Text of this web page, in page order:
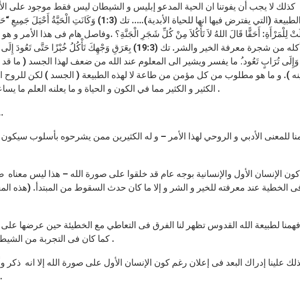
الطبيعة (التي يفترض فيها انها للحياة الأبدية)…..
لِلْمَرْأَةِ: أَحَقًّا قَالَ اللهُ لاَ تَأْكُلاَ مِنْ كُلِّ شَجَرِ الْجَنَّةِ؟ .وفاصل هام فى هذا الأمر و هو
أكله من شجرة معرفة الخير والشر. تك (19:3) بِعَرَقِ وَجْهِكَ
وَإِلَى تُرَابٍ تَعُود.ُ ما يفسر ويشير الى المعلوم عند الله من ضعف لهذا الجسد ( ما قد
). و ما هو مطلوب من كل مؤمن من طاعة لا لهذه الطبيعة ( الجسد ) لكن للروح
الكثير و الكثير مما في الكون و الحياة و ما يعلنه العلم ما يساعدنا أيضا فى فهم قصد و مخطط الله .
*2 –
للمعنى الأدبي و الروحي لهذا الأمر – و له الكثيرين ممن يشرحوه بأسلوب
كون الإنسان الأول والإنسانية بوجه عام قد خلقوا على صورة الله – هذا ليس
الخطية عند معرفته للخير و الشر و إلا ما كان حدث السقوط من المبتدأ. (هذه
فهمنا لطبيعة الله القدوس تظهر لنا الفرق فى التعاطي مع الخطيئة حين عرضها
كما كان فى التجربة من الشيطان للرب يسوع المسيح بعد معموديته .
علينا إدراك البعد فى إعلان رغم كون الإنسان الأول على صورة الله إلا انه
فيه أنه فى الأبدية سنكون كالملائكة) .